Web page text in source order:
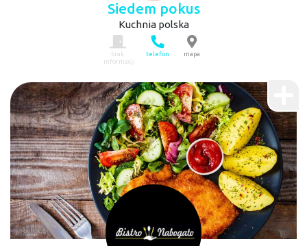
Siedem pokus
Kuchnia polska
brak
informacji
telefon mapa